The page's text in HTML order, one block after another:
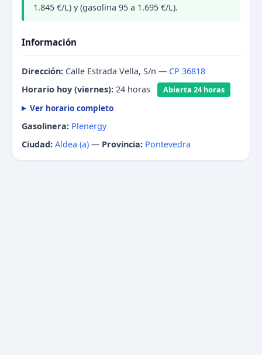
1.845 €/L) y (gasolina 95 a 1.695 €/L).
Información
Dirección: Calle Estrada Vella, S/n — CP 36818
Horario hoy (viernes): 24 horas Abierta 24 horas
Ver horario completo
Gasolinera: Plenergy
Ciudad: Aldea (a) — Provincia: Pontevedra